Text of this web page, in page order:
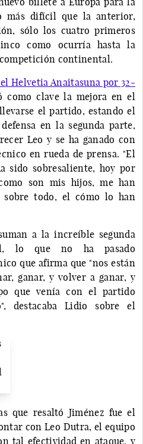
más difícil que la anterior,
sólo los cuatro primeros
como ocurría hasta la
continental.
Helvetia Anaitasuna por 32-
como clave la mejora en el
el partido, estando el
en la segunda parte,
Leo y se ha ganado con
en rueda de prensa. "El
sido sobresaliente, hoy por
son mis hijos, me han
todo, el cómo lo han
a la increíble segunda
lo que no ha pasado
que afirma que "nos están
ganar, y volver a ganar, y
que venía con el partido
destacaba Lidio sobre el
que resaltó Jiménez fue el
con Leo Dutra, el equipo
tal efectividad en ataque, y